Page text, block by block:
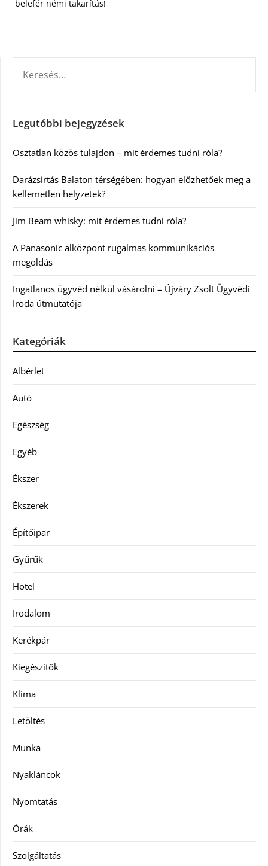
belefér némi takarítás!
Legutóbbi bejegyzések
Osztatlan közös tulajdon – mit érdemes tudni róla?
Darázsirtás Balaton térségében: hogyan előzhetőek meg a
kellemetlen helyzetek?
Jim Beam whisky: mit érdemes tudni róla?
A Panasonic alközpont rugalmas kommunikációs
megoldás
Ingatlanos ügyvéd nélkül vásárolni – Újváry Zsolt Ügyvédi
Iroda útmutatója
Kategóriák
Albérlet
Autó
Egészség
Egyéb
Ékszer
Ékszerek
Építőipar
Gyűrűk
Hotel
Irodalom
Kerékpár
Kiegészítők
Klíma
Letöltés
Munka
Nyakláncok
Nyomtatás
Órák
Szolgáltatás